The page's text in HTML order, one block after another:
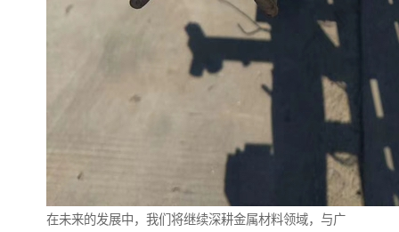
在未来的发展中，我们将继续深耕金属材料领域，与广